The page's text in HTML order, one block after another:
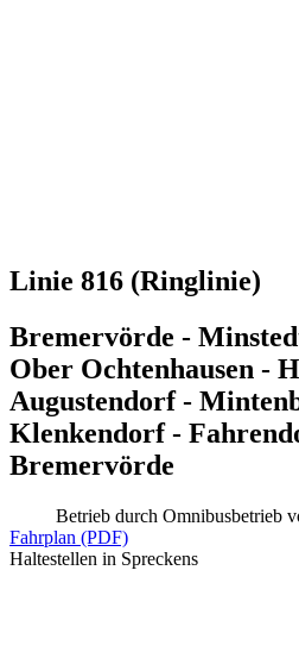
Linie 816 (Ringlinie)
Bremervörde -
Ober Ochtenhausen -
Augustendorf -
Klenkendorf -
Bremervörde
Betrieb durch Omnibusbetrieb
Fahrplan (PDF)
Haltestellen in Spreckens